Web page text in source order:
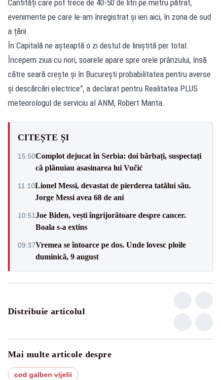
Cantități care pot trece de 40-50 de litri pe metru pătrat,
evenimente pe care le-am înregistrat și ieri aici, în zona de sud
a țării.
În Capitală ne așteaptă o zi destul de liniștită per total.
Începem ziua cu nori, soarele apare spre orele prânzului, însă
către seară crește și în București probabilitatea pentru averse
și descărcări electrice”, a declarat pentru Realitatea PLUS
meteorologul de serviciu al ANM, Robert Manta.
CITEȘTE ȘI
15:50Complot dejucat în Serbia: doi bărbați, suspectați
că plănuiau asasinarea lui Vučić
11:10Lionel Messi, devastat de pierderea tatălui său.
Jorge Messi avea 68 de ani
10:51Joe Biden, vești îngrijorătoare despre cancer.
Boala s-a extins
09:37Vremea se întoarce pe dos. Unde lovesc ploile
duminică, 9 august
Distribuie articolul
Mai multe articole despre
cod galben vijelii